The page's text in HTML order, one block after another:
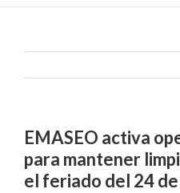
EMASEO activa
para mantener
el feriado del 24